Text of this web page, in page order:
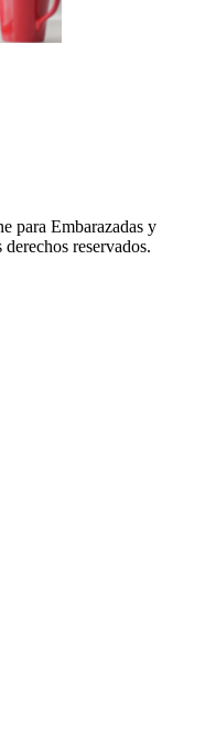
para Embarazadas y
reservados.